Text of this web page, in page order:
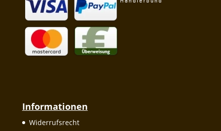
Informationen
Widerrufsrecht